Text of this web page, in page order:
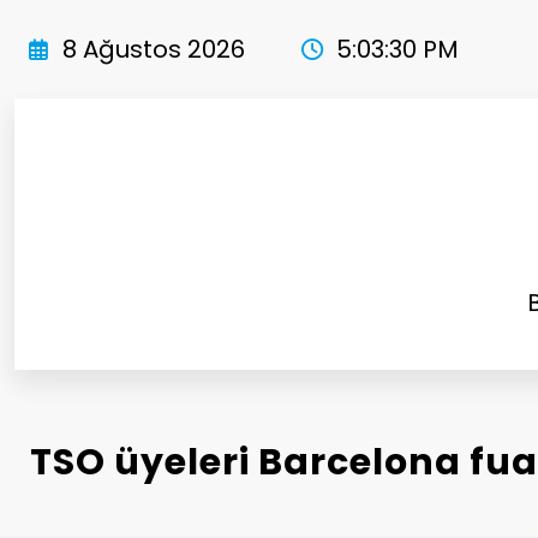
atla
8 Ağustos 2026 5:03:33 PM
TSO üyeleri Barcelona